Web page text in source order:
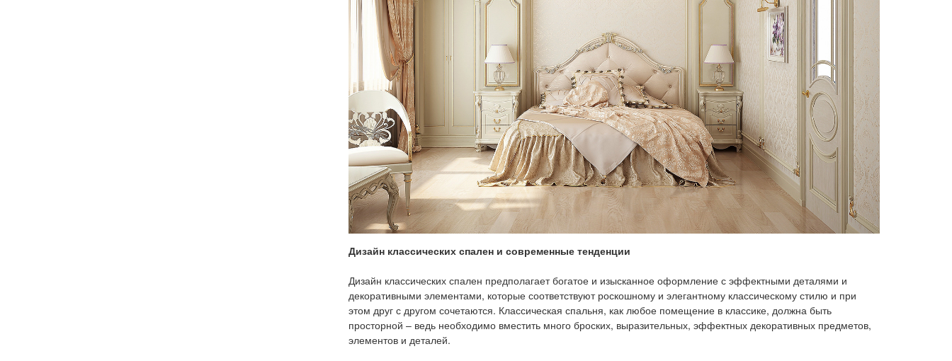
Дизайн классических спален и современные тенденции
Дизайн классических спален предполагает богатое и изысканное оформление с эффектными деталями и
декоративными элементами, которые соответствуют роскошному и элегантному классическому стилю и при
этом друг с другом сочетаются. Классическая спальня, как любое помещение в классике, должна быть
просторной – ведь необходимо вместить много броских, выразительных, эффектных декоративных предметов,
элементов и деталей.